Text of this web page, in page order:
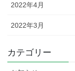
2022年4月
2022年3月
カテゴリー